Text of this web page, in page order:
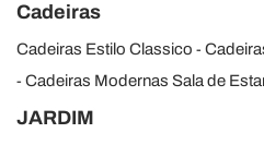
Cadeiras
Cadeiras Estilo Classico
Cadeiras Modernas Sala de
JARDIM